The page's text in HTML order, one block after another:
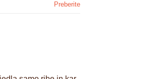
Preberite